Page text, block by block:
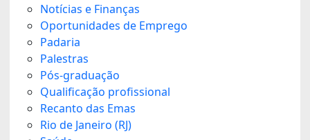
Notícias e Finanças
Oportunidades de Emprego
Padaria
Palestras
Pós-graduação
Qualificação profissional
Recanto das Emas
Rio de Janeiro (RJ)